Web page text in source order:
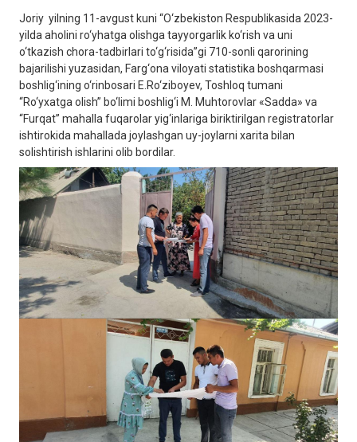
Joriy yilning 11-avgust kuni “O‘zbekiston Respublikasida 2023-
yilda aholini ro‘yhatga olishga tayyorgarlik ko‘rish va uni
o‘tkazish chora-tadbirlari to‘g‘risida”gi 710-sonli qarorining
bajarilishi yuzasidan, Farg‘ona viloyati statistika boshqarmasi
boshlig‘ining o‘rinbosari E.Ro‘ziboyev, Toshloq tumani
“Ro‘yxatga olish” bo‘limi boshlig‘i M. Muhtorovlar «Sadda» va
“Furqat” mahalla fuqarolar yig‘inlariga biriktirilgan registratorlar
ishtirokida mahallada joylashgan uy-joylarni xarita bilan
solishtirish ishlarini olib bordilar.